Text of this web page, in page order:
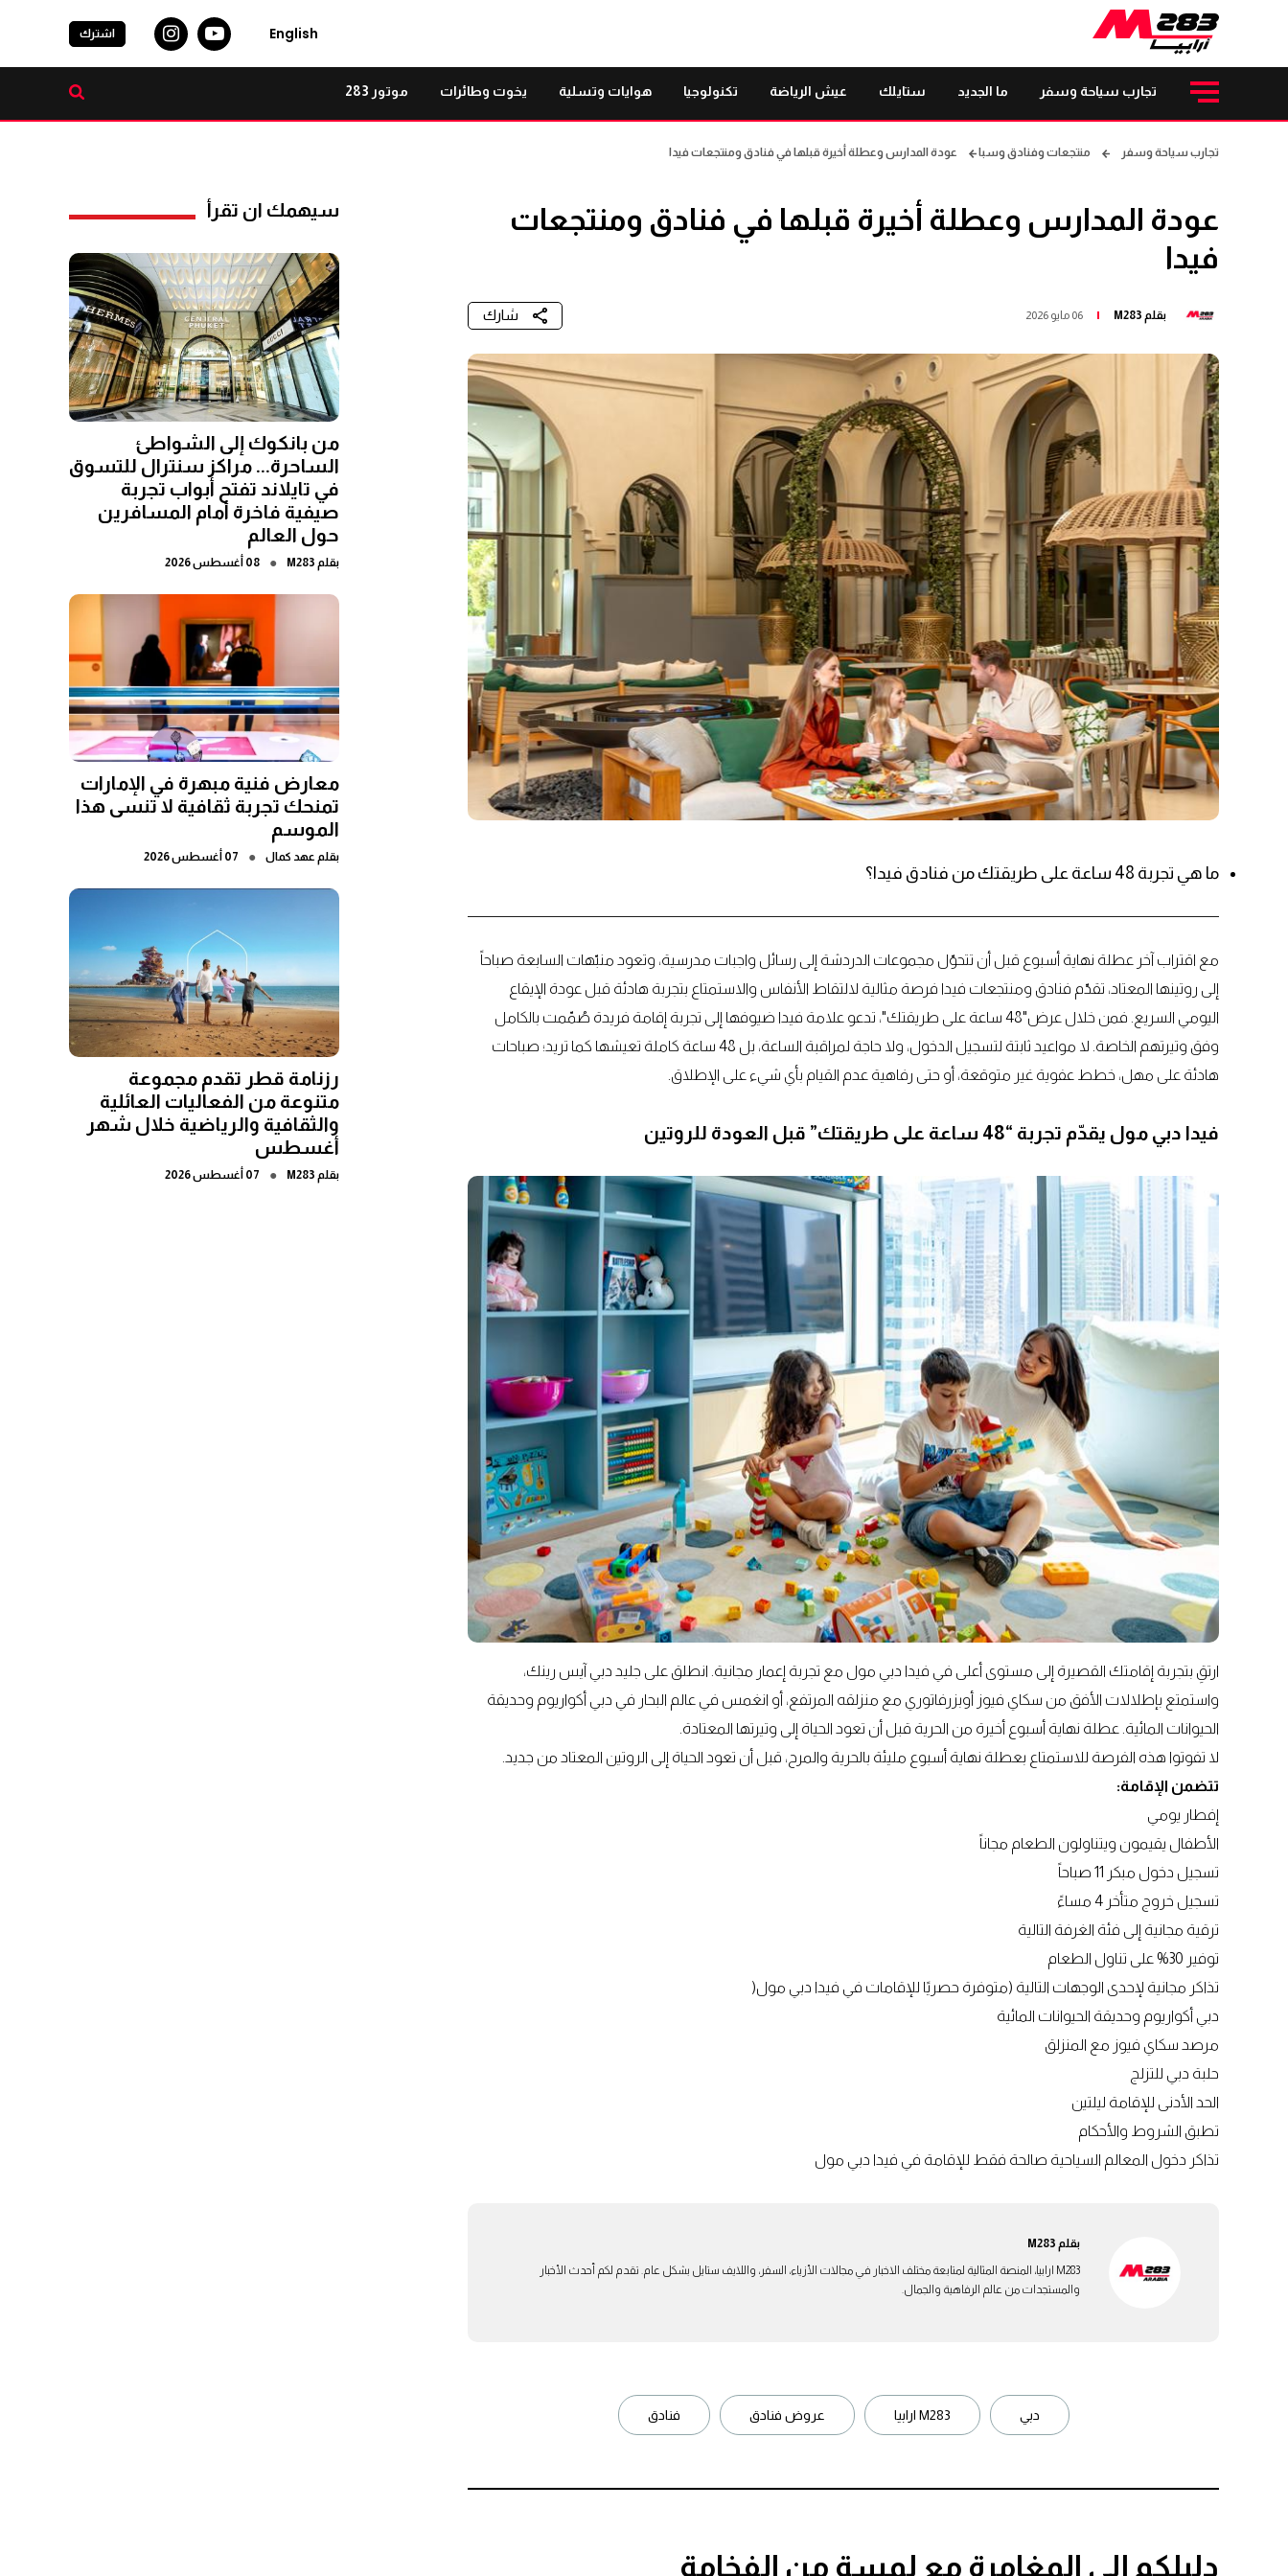
English اشترك
تجارب سياحة وسفر ما الجديد ستايلك عيش الرياضة تكنولوجيا هوايات وتسلية يخوت وطائرات موتور 283
تجارب سياحة وسفر منتجعات وفنادق وسبا عودة المدارس وعطلة أخيرة قبلها في فنادق ومنتجعات فيدا
عودة المدارس وعطلة أخيرة قبلها في فنادق ومنتجعات
فيدا
بقلم M283 06 مايو 2026 شارك
ما هي تجربة 48 ساعة على طريقتك من فنادق فيدا؟
مع اقتراب آخر عطلة نهاية أسبوع قبل أن تتحوّل مجموعات الدردشة إلى رسائل واجبات مدرسية، وتعود منبّهات السابعة صباحاً
إلى روتينها المعتاد، تقدّم فنادق ومنتجعات فيدا فرصة مثالية لالتقاط الأنفاس والاستمتاع بتجربة هادئة قبل عودة الإيقاع
اليومي السريع. فمن خلال عرض"48 ساعة على طريقتك"، تدعو علامة فيدا ضيوفها إلى تجربة إقامة فريدة صُمّمت بالكامل
وفق وتيرتهم الخاصة. لا مواعيد ثابتة لتسجيل الدخول، ولا حاجة لمراقبة الساعة، بل 48 ساعة كاملة تعيشها كما تريد؛ صباحات
هادئة على مهل، خطط عفوية غير متوقعة، أو حتى رفاهية عدم القيام بأي شيء على الإطلاق.
فيدا دبي مول يقدّم تجربة “48 ساعة على طريقتك” قبل العودة للروتين
ارتقِ بتجربة إقامتك القصيرة إلى مستوى أعلى في فيدا دبي مول مع تجربة إعمار مجانية. انطلق على جليد دبي آيس رينك،
واستمتع بإطلالات الأفق من سكاي فيوز أوبزرفاتوري مع منزلقه المرتفع، أو انغمس في عالم البحار في دبي أكواريوم وحديقة
الحيوانات المائية. عطلة نهاية أسبوع أخيرة من الحرية قبل أن تعود الحياة إلى وتيرتها المعتادة.
لا تفوتوا هذه الفرصة للاستمتاع بعطلة نهاية أسبوع مليئة بالحرية والمرح، قبل أن تعود الحياة إلى الروتين المعتاد من جديد.
تتضمن الإقامة:
إفطار يومي
الأطفال يقيمون ويتناولون الطعام مجاناً
تسجيل دخول مبكر 11 صباحاً
تسجيل خروج متأخر 4 مساءً
ترقية مجانية إلى فئة الغرفة التالية
توفير 30% على تناول الطعام
تذاكر مجانية لإحدى الوجهات التالية (متوفرة حصريًا للإقامات في فيدا دبي مول(
دبي أكواريوم وحديقة الحيوانات المائية
مرصد سكاي فيوز مع المنزلق
حلبة دبي للتزلج
الحد الأدنى للإقامة ليلتين
تطبق الشروط والأحكام
تذاكر دخول المعالم السياحية صالحة فقط للإقامة في فيدا دبي مول
بقلم M283
M283 ارابيا، المنصة المثالية لمتابعة مختلف الاخبار في مجالات الأزياء، السفر، واللايف ستايل بشكل عام. تقدم لكم أحدث الأخبار
والمستجدات من عالم الرفاهية والجمال.
دبي M283 ارابيا عروض فنادق فنادق
دليلكم إلى المغامرة مع لمسة من الفخامة
سيهمك ان تقرأ
من بانكوك إلى الشواطئ
الساحرة... مراكز سنترال للتسوق
في تايلاند تفتح أبواب تجربة
صيفية فاخرة أمام المسافرين
حول العالم
بقلم M283
● 08 أغسطس 2026
معارض فنية مبهرة في الإمارات
تمنحك تجربة ثقافية لا تنسى هذا
الموسم
بقلم عهد كمال ● 07 أغسطس 2026
رزنامة قطر تقدم مجموعة
متنوعة من الفعاليات العائلية
والثقافية والرياضية خلال شهر
أغسطس
بقلم M283
● 07 أغسطس 2026